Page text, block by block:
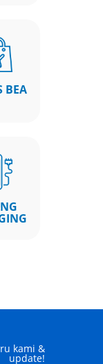
BEA
kami &
update!